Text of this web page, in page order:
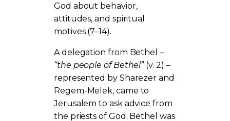
God about behavior,
attitudes, and spiritual
motives (7–14).
A delegation from Bethel –
“the people of Bethel”(v. 2) –
represented by Sharezer and
Regem-Melek, came to
Jerusalem to ask advice from
the priests of God. Bethel was